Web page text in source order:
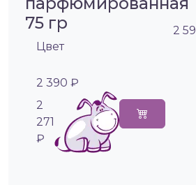
75 гр
Цвет
2 390 ₽
2
271
₽
2